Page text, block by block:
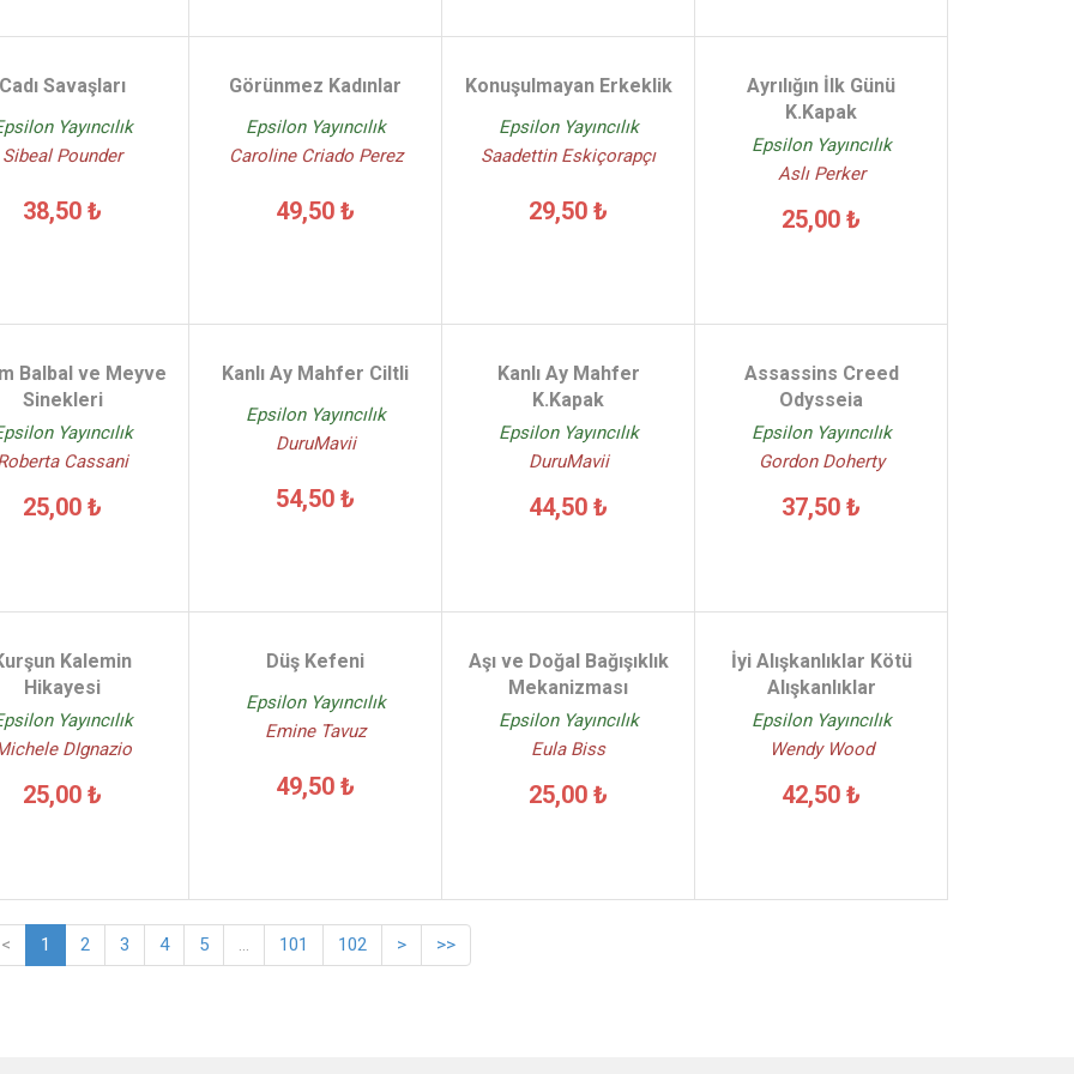
Cadı Savaşları
Yayıncılık
Sibeal Pounder
38,50 ₺
Görünmez Kadınlar
Epsilon Yayıncılık
Caroline Criado Perez
49,50 ₺
Konuşulmayan Erkeklik
Epsilon Yayıncılık
Saadettin Eskiçorapçı
29,50 ₺
Ayrılığın İlk Günü
K.Kapak
Epsilon Yayıncılık
Aslı Perker
25,00 ₺
Balbal ve Meyve
Sinekleri
Yayıncılık
Cassani
25,00 ₺
Kanlı Ay Mahfer Ciltli
Epsilon Yayıncılık
DuruMavii
54,50 ₺
Kanlı Ay Mahfer
K.Kapak
Epsilon Yayıncılık
DuruMavii
44,50 ₺
Assassins Creed
Odysseia
Epsilon Yayıncılık
Gordon Doherty
37,50 ₺
Kalemin
Hikayesi
Yayıncılık
DIgnazio
25,00 ₺
Düş Kefeni
Epsilon Yayıncılık
Emine Tavuz
49,50 ₺
Aşı ve Doğal Bağışıklık
Mekanizması
Epsilon Yayıncılık
Eula Biss
25,00 ₺
İyi Alışkanlıklar Kötü
Alışkanlıklar
Epsilon Yayıncılık
Wendy Wood
42,50 ₺
< 1 2 3 4 5 ... 101 102 > >>